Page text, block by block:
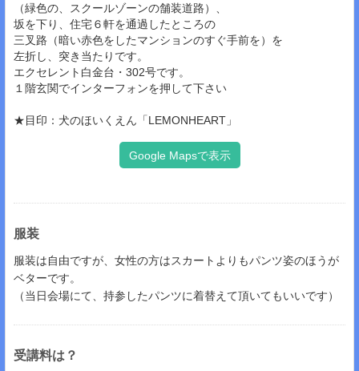
（緑色の、スクールゾーンの舗装道路）、
坂を下り、住宅６軒を通過したところの
三叉路（暗い赤色をしたマンションのすぐ手前を）を
左折し、突き当たりです。
エクセレント白金台・302号です。
１階玄関でインターフォンを押して下さい
★目印：犬のほいくえん「LEMONHEART」
Google Mapsで表示
服装
服装は自由ですが、女性の方はスカートよりもパンツ姿のほうが
ベターです。
（当日会場にて、持参したパンツに着替えて頂いてもいいです）
受講料は？